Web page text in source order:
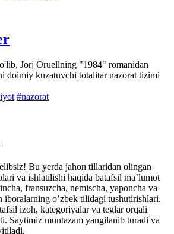
Jorj Oruellning "1984" romanidan
doimiy kuzatuvchi totalitar nazorat tizimi
#nazorat
Bu yerda jahon tillaridan olingan
va ishlatilishi haqida batafsil maʼlumot
fransuzcha, nemischa, yaponcha va
iboralarning oʼzbek tilidagi tushutirishlari.
izoh, kategoriyalar va teglar orqali
Saytimiz muntazam yangilanib turadi va